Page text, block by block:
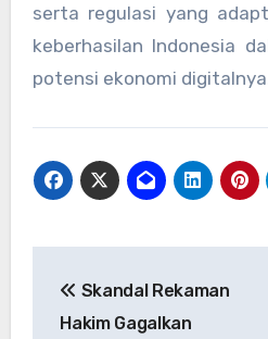
serta regulasi yang
keberhasilan Indonesia
potensi ekonomi
pos
Skandal Rekaman
Hakim Gagalkan